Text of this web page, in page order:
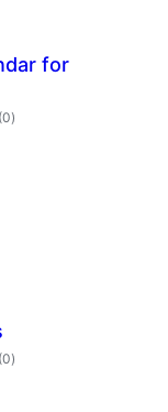
for
(0общий
рейтинг
)
(0общий
рейтинг
)